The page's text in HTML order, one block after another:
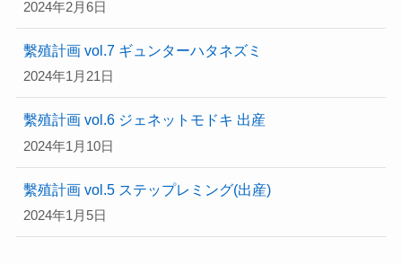
2024年2月6日
繫殖計画 vol.7 ギュンターハタネズミ
2024年1月21日
繫殖計画 vol.6 ジェネットモドキ 出産
2024年1月10日
繫殖計画 vol.5 ステップレミング(出産)
2024年1月5日